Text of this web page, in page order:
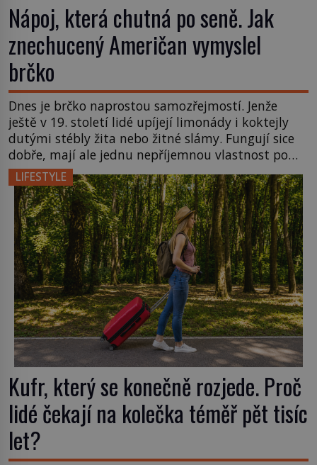
Nápoj, která chutná po seně. Jak
znechucený Američan vymyslel
brčko
Dnes je brčko naprostou samozřejmostí. Jenže
ještě v 19. století lidé upíjejí limonády i koktejly
dutými stébly žita nebo žitné slámy. Fungují sice
dobře, mají ale jednu nepříjemnou vlastnost po
chvíli se rozmáčejí a nápoji dodávají travnatou
příchuť. Právě tahle drobná nepříjemnost přivede
amerického výrobce cigaretových náustků k
nápadu, který změní způsob pití po celém […]
LIFESTYLE
Kufr, který se konečně rozjede. Proč
lidé čekají na kolečka téměř pět tisíc
let?